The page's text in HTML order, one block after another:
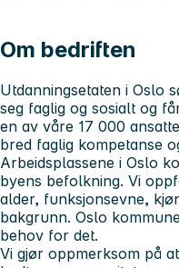
Om bedriften
Utdanningsetaten i
seg faglig og sosialt og
en av våre 17 000
bred faglig kompetanse
Arbeidsplassene i Oslo
byens befolkning. Vi
alder, funksjonsevne,
bakgrunn. Oslo
behov for det.
Vi gjør oppmerksom på